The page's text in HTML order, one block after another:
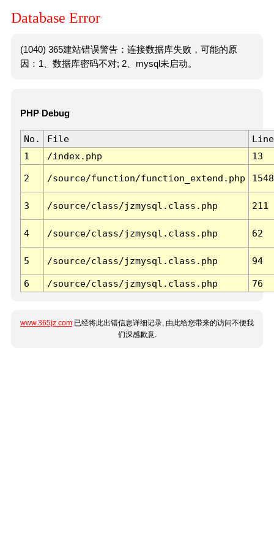
Database Error
(1040) 365建站错误警告：连接数据库失败，可能的原
因：1、数据库密码不对; 2、mysql未启动。
PHP Debug
No. File
Line
1
/index.php 13
2 /source/function/function_extend.php 1548
3 /source/class/jzmysql.class.php 211
4 /source/class/jzmysql.class.php 62
5 /source/class/jzmysql.class.php 94
6 /source/class/jzmysql.class.php 76
www.365jz.com 已经将此出错信息详细记录, 由此给您带来的访问不便我
们深感歉意.